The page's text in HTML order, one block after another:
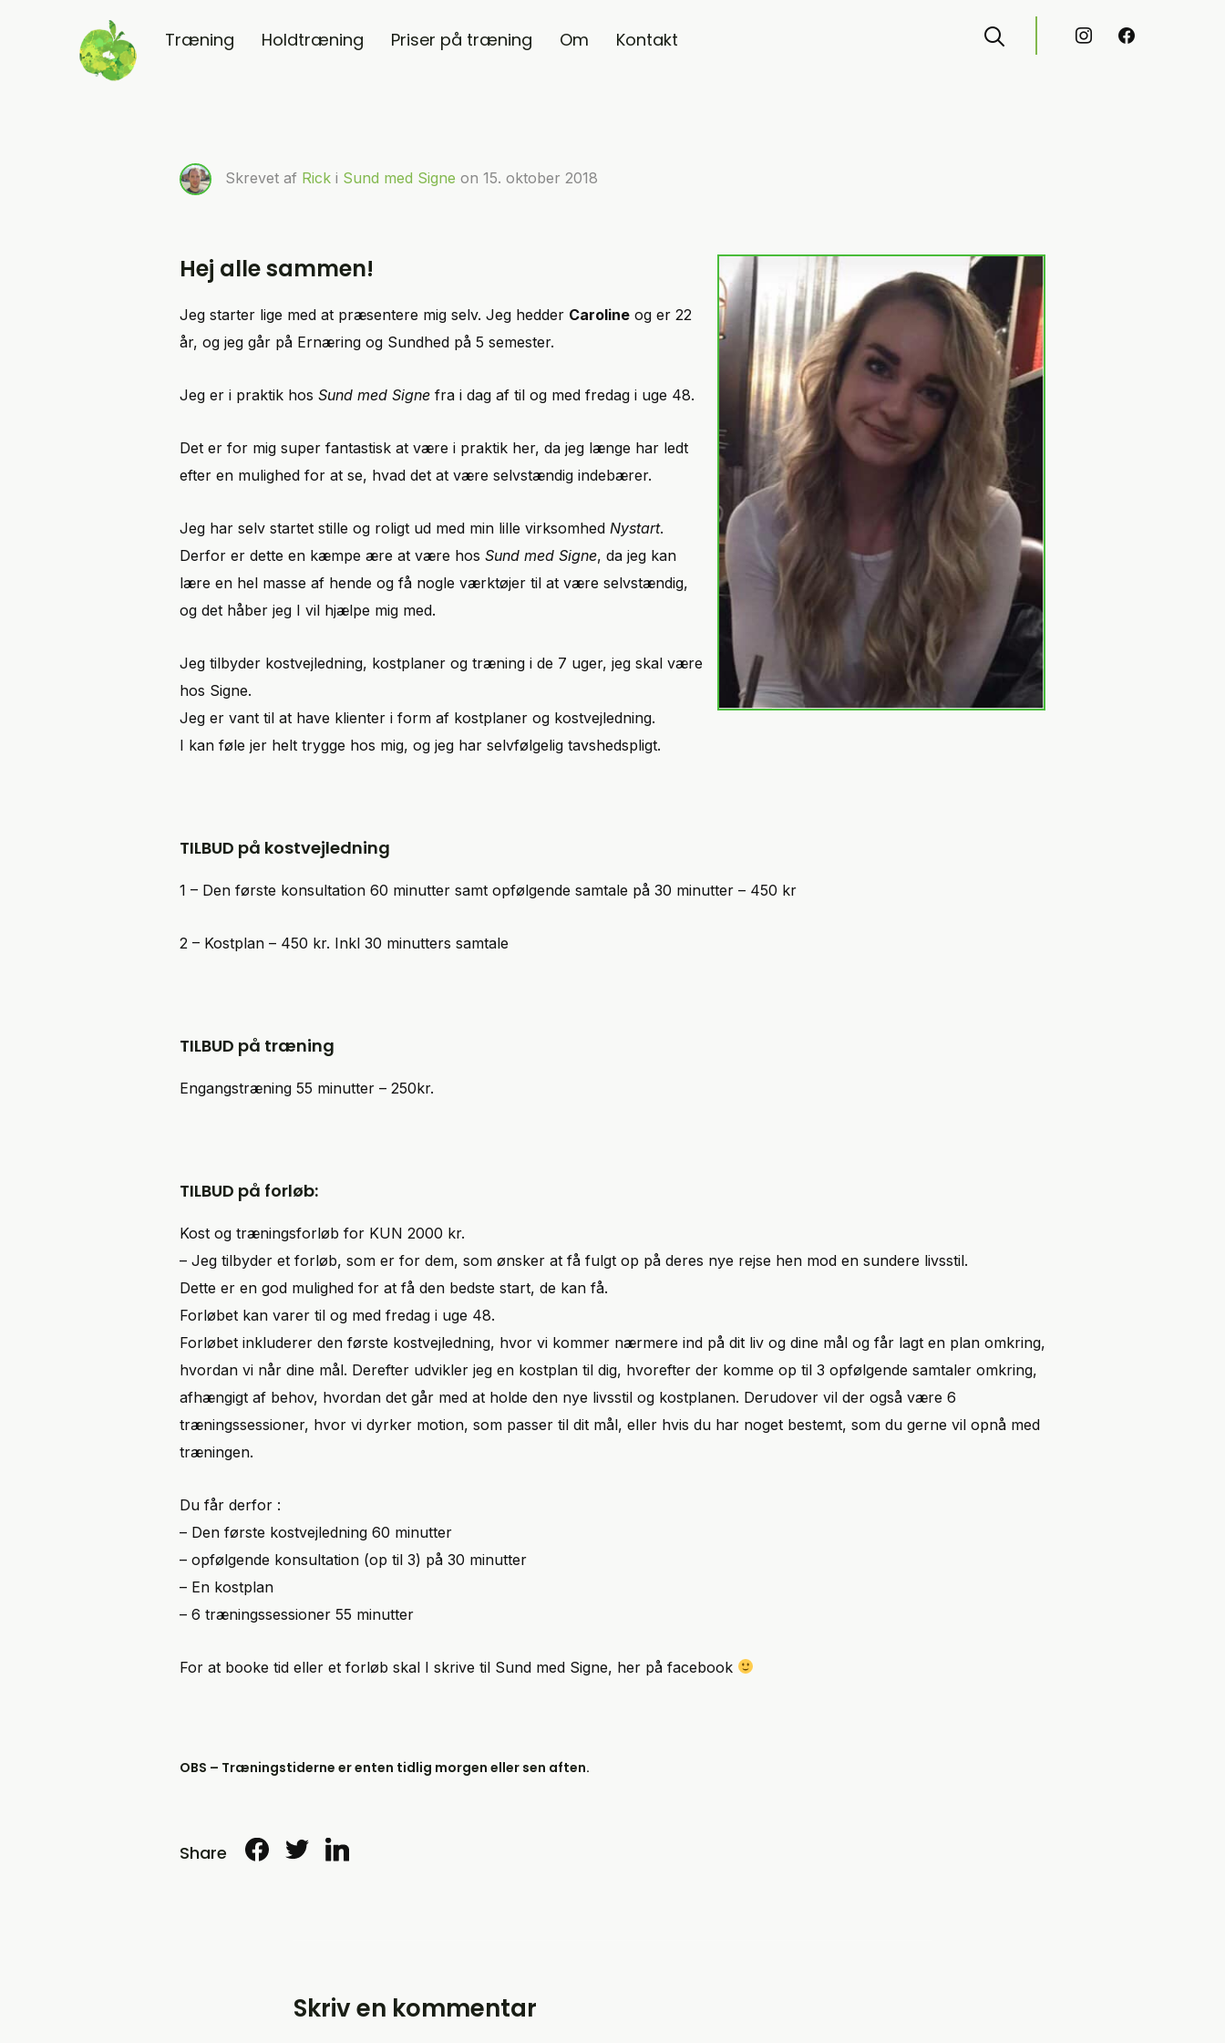
Træning Holdtræning Priser på træning Om Kontakt instagramfacebook
Skrevet af Rick i Sund med Signe on 15. oktober 2018
Hej alle sammen!
Jeg starter lige med at præsentere mig selv. Jeg hedder Caroline og er 22
år, og jeg går på Ernæring og Sundhed på 5 semester.
Jeg er i praktik hos Sund med Signe fra i dag af til og med fredag i uge 48.
Det er for mig super fantastisk at være i praktik her, da jeg længe har ledt
efter en mulighed for at se, hvad det at være selvstændig indebærer.
Jeg har selv startet stille og roligt ud med min lille virksomhed Nystart.
Derfor er dette en kæmpe ære at være hos Sund med Signe, da jeg kan
lære en hel masse af hende og få nogle værktøjer til at være selvstændig,
og det håber jeg I vil hjælpe mig med.
Jeg tilbyder kostvejledning, kostplaner og træning i de 7 uger, jeg skal være
hos Signe.
Jeg er vant til at have klienter i form af kostplaner og kostvejledning.
I kan føle jer helt trygge hos mig, og jeg har selvfølgelig tavshedspligt.
TILBUD på kostvejledning
1 – Den første konsultation 60 minutter samt opfølgende samtale på 30 minutter – 450 kr
2 – Kostplan – 450 kr. Inkl 30 minutters samtale
TILBUD på træning
Engangstræning 55 minutter – 250kr.
TILBUD på forløb:
Kost og træningsforløb for KUN 2000 kr.
– Jeg tilbyder et forløb, som er for dem, som ønsker at få fulgt op på deres nye rejse hen mod en sundere livsstil.
Dette er en god mulighed for at få den bedste start, de kan få.
Forløbet kan varer til og med fredag i uge 48.
Forløbet inkluderer den første kostvejledning, hvor vi kommer nærmere ind på dit liv og dine mål og får lagt en plan omkring,
hvordan vi når dine mål. Derefter udvikler jeg en kostplan til dig, hvorefter der komme op til 3 opfølgende samtaler omkring,
afhængigt af behov, hvordan det går med at holde den nye livsstil og kostplanen. Derudover vil der også være 6
træningssessioner, hvor vi dyrker motion, som passer til dit mål, eller hvis du har noget bestemt, som du gerne vil opnå med
træningen.
Du får derfor :
– Den første kostvejledning 60 minutter
– opfølgende konsultation (op til 3) på 30 minutter
– En kostplan
– 6 træningssessioner 55 minutter
For at booke tid eller et forløb skal I skrive til Sund med Signe, her på facebook
OBS – Træningstiderne er enten tidlig morgen eller sen aften.
Share
Skriv en kommentar